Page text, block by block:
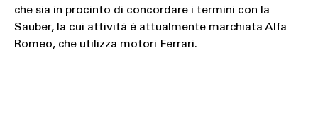
che sia in procinto di concordare i termini con la
Sauber, la cui attività è attualmente marchiata Alfa
Romeo, che utilizza motori Ferrari.